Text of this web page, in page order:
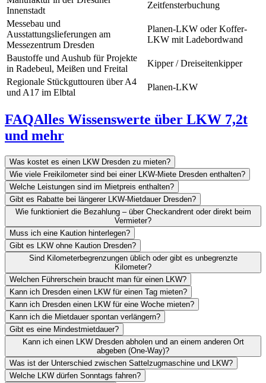
Innenstadt
Zeitfensterbuchung
Messebau und
Ausstattungslieferungen am
Messezentrum Dresden
Planen-LKW oder Koffer-
LKW mit Ladebordwand
Baustoffe und Aushub für Projekte
in Radebeul, Meißen und Freital
Kipper / Dreiseitenkipper
Regionale Stückguttouren über A4
und A17 im Elbtal
Planen-LKW
FAQAlles Wissenswerte über LKW 7,2t
und mehr
Was kostet es einen LKW Dresden zu mieten?
Wie viele Freikilometer sind bei einer LKW-Miete Dresden enthalten?
Welche Leistungen sind im Mietpreis enthalten?
Gibt es Rabatte bei längerer LKW-Mietdauer Dresden?
Wie funktioniert die Bezahlung – über Checkandrent oder direkt beim
Vermieter?
Muss ich eine Kaution hinterlegen?
Gibt es LKW ohne Kaution Dresden?
Sind Kilometerbegrenzungen üblich oder gibt es unbegrenzte
Kilometer?
Welchen Führerschein braucht man für einen LKW?
Kann ich Dresden einen LKW für einen Tag mieten?
Kann ich Dresden einen LKW für eine Woche mieten?
Kann ich die Mietdauer spontan verlängern?
Gibt es eine Mindestmietdauer?
Kann ich einen LKW Dresden abholen und an einem anderen Ort
abgeben (One-Way)?
Was ist der Unterschied zwischen Sattelzugmaschine und LKW?
Welche LKW dürfen Sonntags fahren?